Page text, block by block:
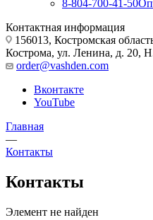
8-804-700-41-50
Контактная информация
156013, Костромская
Кострома, ул. Ленина, д. 20,
order@vashden.com
Вконтакте
YouTube
Главная
—
Контакты
Контакты
Элемент не найден